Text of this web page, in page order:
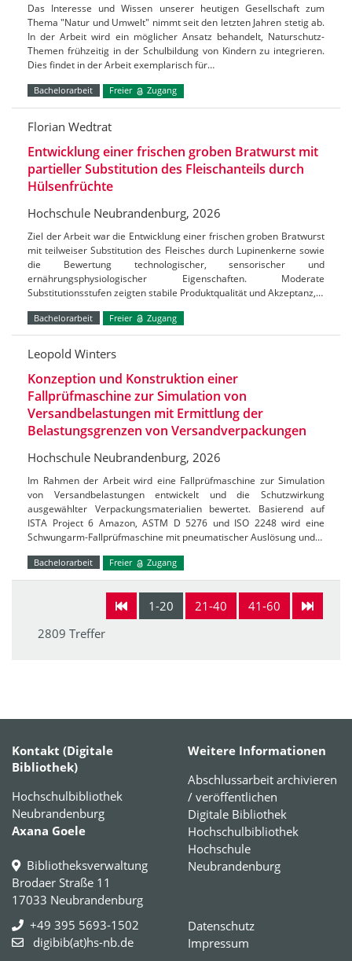
Das Interesse und Wissen unserer heutigen Gesellschaft zum
Thema "Natur und Umwelt" nimmt seit den letzten Jahren stetig ab.
In der Arbeit wird ein möglicher Ansatz behandelt, Naturschutz-
Themen frühzeitig in der Schulbildung von Kindern zu integrieren.
Dies findet in der Arbeit exemplarisch für…
Bachelorarbeit Freier Zugang
Florian Wedtrat
Entwicklung einer frischen groben Bratwurst mit
partieller Substitution des Fleischanteils durch
Hülsenfrüchte
Hochschule Neubrandenburg, 2026
Ziel der Arbeit war die Entwicklung einer frischen groben Bratwurst
mit teilweiser Substitution des Fleisches durch Lupinenkerne sowie
die Bewertung technologischer, sensorischer und
ernährungsphysiologischer Eigenschaften. Moderate
Substitutionsstufen zeigten stabile Produktqualität und Akzeptanz,…
Bachelorarbeit Freier Zugang
Leopold Winters
Konzeption und Konstruktion einer
Fallprüfmaschine zur Simulation von
Versandbelastungen mit Ermittlung der
Belastungsgrenzen von Versandverpackungen
Hochschule Neubrandenburg, 2026
Im Rahmen der Arbeit wird eine Fallprüfmaschine zur Simulation
von Versandbelastungen entwickelt und die Schutzwirkung
ausgewählter Verpackungsmaterialien bewertet. Basierend auf
ISTA Project 6 Amazon, ASTM D 5276 und ISO 2248 wird eine
Schwungarm-Fallprüfmaschine mit pneumatischer Auslösung und…
Bachelorarbeit Freier Zugang
1-20 21-40
41-60
2809 Treffer
Kontakt (Digitale
Bibliothek)
Hochschulbibliothek
Neubrandenburg
Axana Goele
Bibliotheksverwaltung
Brodaer Straße 11
17033 Neubrandenburg
+49 395 5693-1502
digibib(at)hs-nb.de
Weitere Informationen
Abschlussarbeit archivieren
/ veröffentlichen
Digitale Bibliothek
Hochschulbibliothek
Hochschule
Neubrandenburg
Datenschutz
Impressum